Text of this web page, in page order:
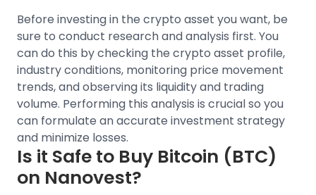
Before investing in the crypto asset you want, be
sure to conduct research and analysis first. You
can do this by checking the crypto asset profile,
industry conditions, monitoring price movement
trends, and observing its liquidity and trading
volume. Performing this analysis is crucial so you
can formulate an accurate investment strategy
and minimize losses.
Is it Safe to Buy Bitcoin (BTC)
on Nanovest?